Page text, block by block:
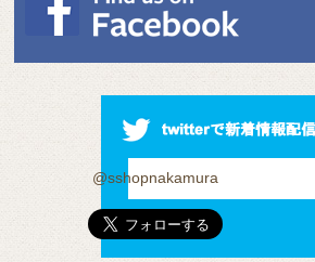
@sshopnakamura